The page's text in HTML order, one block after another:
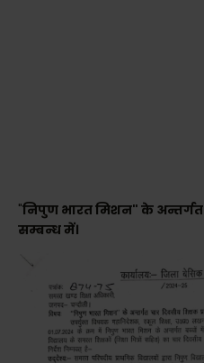
"निपुण भारत मिशन" के अन्तर्गत
सम्बन्ध में।